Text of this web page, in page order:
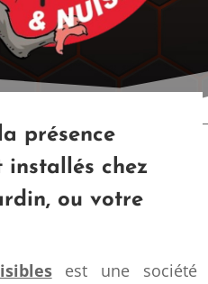
présence
installés chez
ou votre
est une société